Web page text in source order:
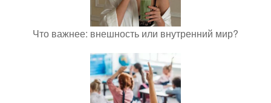
Что важнее: внешность или внутренний мир?